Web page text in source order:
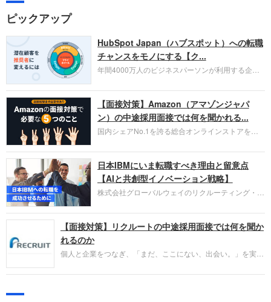
ピックアップ
HubSpot Japan（ハブスポット）への転職
チャンスをモノにする【ク...
年間4000万人のビジネスパーソンが利用する企業
お勧めするイチオシ企業をご紹介します。今回はク
ラウド型CRMプラットフォームを提供する
HubSpot Japan（ハブスポット・ジャパン）株式会
社です。採用面接対策の企業研究にご活用くださ
い。
【面接対策】Amazon（アマゾンジャパ
ン）の中途採用面接では何を聞かれる...
国内シェアNo.1を誇る総合オンラインストアを運
圧倒的な存在感を持つAmazon。中途採用面接では
過去の具体的な業務成果やリーダーシップの発揮、
失敗からの学びが重視され、人間性やカルチャーフ
ィットも評価対象となり、長期的に成長できる仲間
であるかを多角的に審査されます。
日本IBMにいま転職すべき理由と留意点
【AIと共創型イノベーション戦略】
株式会社グローバルウェイのリクルーティング・パ
パーソンが利用する企業口コミサイト「キャリコ
ネ」の転職エージェントがお勧めするイチオシ企業
IBMです。採用面接対策の企業研究にご活用くださ
い。
【面接対策】リクルートの中途採用面接では何を聞か
れるのか
個人と企業をつなぎ、「まだ、ここにない、出会い。」を実現
やこれまでの成果を具体的に問われるほか、「人間性」も評価